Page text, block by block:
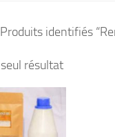
identifiés
résultat